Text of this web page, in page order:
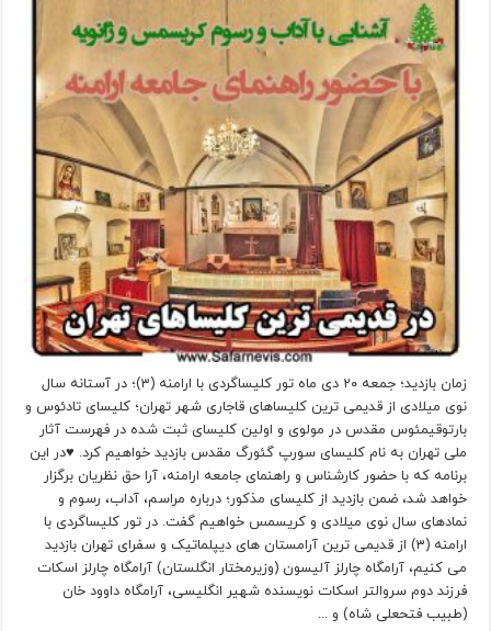
زمان بازدید؛ جمعه ۲۰ دی ماه تور کلیساگردی با ارامنه (۳)؛ در آستانه سال
نوی میلادی از قدیمی ترین کلیساهای قاجاری شهر تهران؛ کلیسای تادئوس و
بارتوقیمئوس مقدس در مولوی و اولین کلیسای ثبت شده در فهرست آثار
ملی تهران به نام کلیسای سورپ گئورگ مقدس بازدید خواهیم کرد. ♥در این
برنامه که با حضور کارشناس و راهنمای جامعه ارامنه، آرا حق نظریان برگزار
خواهد شد، ضمن بازدید از کلیسای مذکور؛ درباره مراسم، آداب، رسوم و
نمادهای سال نوی میلادی و کریسمس خواهیم گفت. در تور کلیساگردی با
ارامنه (۳) از قدیمی ترین آرامستان های دیپلماتیک و سفرای تهران بازدید
می کنیم، آرامگاه چارلز آلیسون (وزیرمختار انگلستان) آرامگاه چارلز اسکات
فرزند دوم سروالتر اسکات نویسنده شهیر انگلیسی، آرامگاه داوود خان
(طبیب فتحعلی شاه) و ...